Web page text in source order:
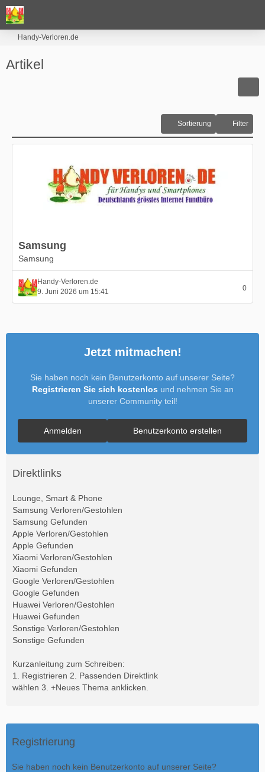
Handy-Verloren.de
Artikel
Sortierung Filter
Samsung
Samsung
Handy-Verloren.de
9. Juni 2026 um 15:41
0
Jetzt mitmachen!
Sie haben noch kein Benutzerkonto auf unserer Seite?
Registrieren Sie sich kostenlos und nehmen Sie an
unserer Community teil!
Benutzerkonto erstellen
Anmelden
Direktlinks
Lounge, Smart & Phone
Samsung Verloren/Gestohlen
Samsung Gefunden
Apple Verloren/Gestohlen
Apple Gefunden
Xiaomi Verloren/Gestohlen
Xiaomi Gefunden
Google Verloren/Gestohlen
Google Gefunden
Huawei Verloren/Gestohlen
Huawei Gefunden
Sonstige Verloren/Gestohlen
Sonstige Gefunden
Kurzanleitung zum Schreiben:
1. Registrieren 2. Passenden Direktlink
wählen 3. +Neues Thema anklicken.
Registrierung
Sie haben noch kein Benutzerkonto auf unserer Seite?